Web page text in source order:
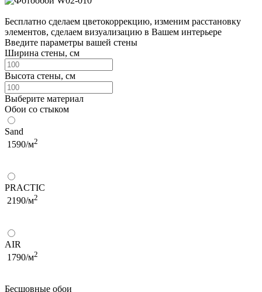
Бесплатно сделаем цветокоррекцию, изменим расстановку
элементов, сделаем визуализацию в Вашем интерьере
Введите параметры вашей стены
Ширина стены, см
Высота стены, см
Выберите материал
Обои со стыком
Sand
1590/м2
PRACTIC
2190/м2
AIR
1790/м2
Бесшовные обои